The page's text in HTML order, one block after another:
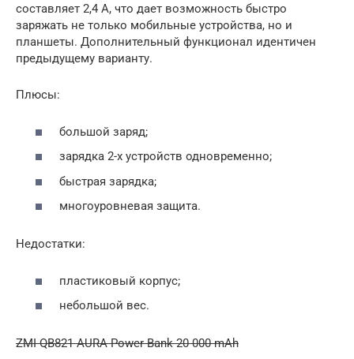
составляет 2,4 А, что дает возможность быстро
заряжать не только мобильные устройства, но и
планшеты. Дополнительный функционал идентичен
предыдущему варианту.
Плюсы:
большой заряд;
зарядка 2-х устройств одновременно;
быстрая зарядка;
многоуровневая защита.
Недостатки:
пластиковый корпус;
небольшой вес.
ZMI QB821 AURA Power Bank 20 000 mAh